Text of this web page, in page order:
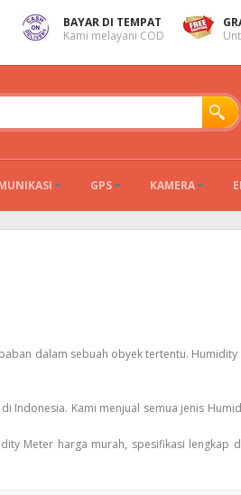
BAYAR DI TEMPAT
Kami melayani COD
GPS KAMERA
dalam sebuah obyek tertentu.
Indonesia. Kami menjual semua jenis
Meter harga murah, spesifikasi lengkap